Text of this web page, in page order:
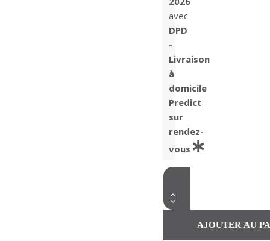
avec
DPD
-
Livraison
à
domicile
Predict
sur
rendez-
vous